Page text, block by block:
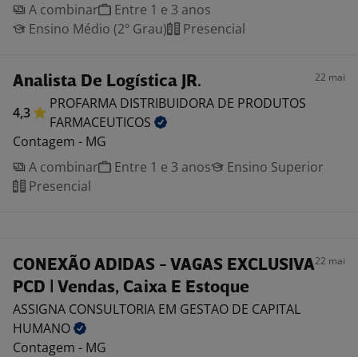
A combinar
Entre 1 e 3 anos
Ensino Médio (2º Grau)
Presencial
Analista De Logística JR. 22 mai
4,3
PROFARMA DISTRIBUIDORA DE PRODUTOS
FARMACEUTICOS
Contagem - MG
A combinar
Entre 1 e 3 anos
Ensino Superior
Presencial
CONEXÃO ADIDAS - VAGAS EXCLUSIVA
PCD | Vendas, Caixa E Estoque
22 mai
ASSIGNA CONSULTORIA EM GESTAO DE CAPITAL
HUMANO
Contagem - MG